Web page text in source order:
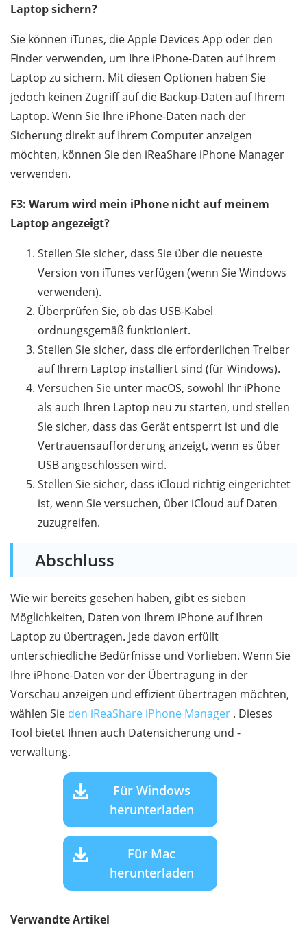
Laptop sichern?
Sie können iTunes, die Apple Devices App oder den
Finder verwenden, um Ihre iPhone-Daten auf Ihrem
Laptop zu sichern. Mit diesen Optionen haben Sie
jedoch keinen Zugriff auf die Backup-Daten auf Ihrem
Laptop. Wenn Sie Ihre iPhone-Daten nach der
Sicherung direkt auf Ihrem Computer anzeigen
möchten, können Sie den iReaShare iPhone Manager
verwenden.
F3: Warum wird mein iPhone nicht auf meinem
Laptop angezeigt?
Stellen Sie sicher, dass Sie über die neueste
Version von iTunes verfügen (wenn Sie Windows
verwenden).
Überprüfen Sie, ob das USB-Kabel
ordnungsgemäß funktioniert.
Stellen Sie sicher, dass die erforderlichen Treiber
auf Ihrem Laptop installiert sind (für Windows).
Versuchen Sie unter macOS, sowohl Ihr iPhone
als auch Ihren Laptop neu zu starten, und stellen
Sie sicher, dass das Gerät entsperrt ist und die
Vertrauensaufforderung anzeigt, wenn es über
USB angeschlossen wird.
Stellen Sie sicher, dass iCloud richtig eingerichtet
ist, wenn Sie versuchen, über iCloud auf Daten
zuzugreifen.
Abschluss
Wie wir bereits gesehen haben, gibt es sieben
Möglichkeiten, Daten von Ihrem iPhone auf Ihren
Laptop zu übertragen. Jede davon erfüllt
unterschiedliche Bedürfnisse und Vorlieben. Wenn Sie
Ihre iPhone-Daten vor der Übertragung in der
Vorschau anzeigen und effizient übertragen möchten,
wählen Sie den iReaShare iPhone Manager . Dieses
Tool bietet Ihnen auch Datensicherung und -
verwaltung.
Für Windows
herunterladen
Für Mac
herunterladen
Verwandte Artikel